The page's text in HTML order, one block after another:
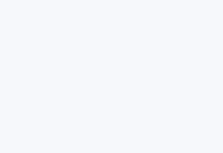
de cholesterol verlaagt en de
dan eens bij de